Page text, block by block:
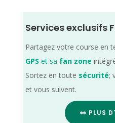
Services exclusifs
Partagez votre course en
GPS et sa fan zone
Sortez en toute sécurité;
et vous suivent.
👀 PLUS